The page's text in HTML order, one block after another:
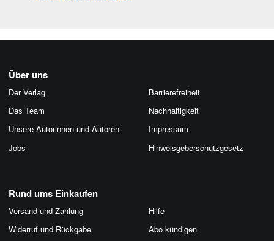
Über uns
Der Verlag
Das Team
Unsere Autorinnen und Autoren
Jobs
Barrierefreiheit
Nachhaltigkeit
Impressum
Hinweis­geber­schutz­gesetz
Rund ums Einkaufen
Versand und Zahlung
Widerruf und Rückgabe
Hilfe
Abo kündigen